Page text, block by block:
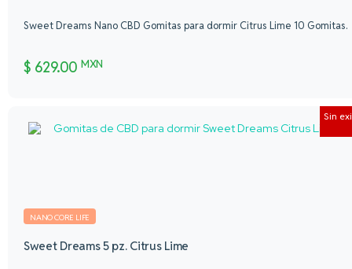
Sweet Dreams Nano CBD Gomitas para dormir Citrus Lime 10 Gomitas.
$ 629.00 MXN
Sin
NANO CORE LIFE
Sweet Dreams 5 pz. Citrus Lime